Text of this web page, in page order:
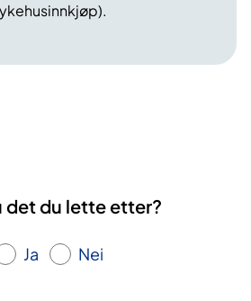
det du lette etter?
Ja Nei